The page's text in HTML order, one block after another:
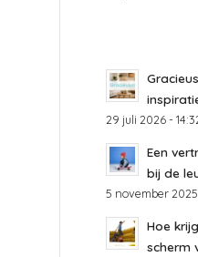
29 juli 2026 -
Een
bij de
5 november
Hoe
scherm